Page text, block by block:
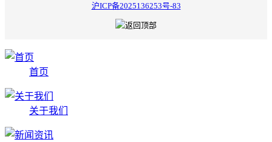
沪ICP备2025136253号-83
首页
关于我们